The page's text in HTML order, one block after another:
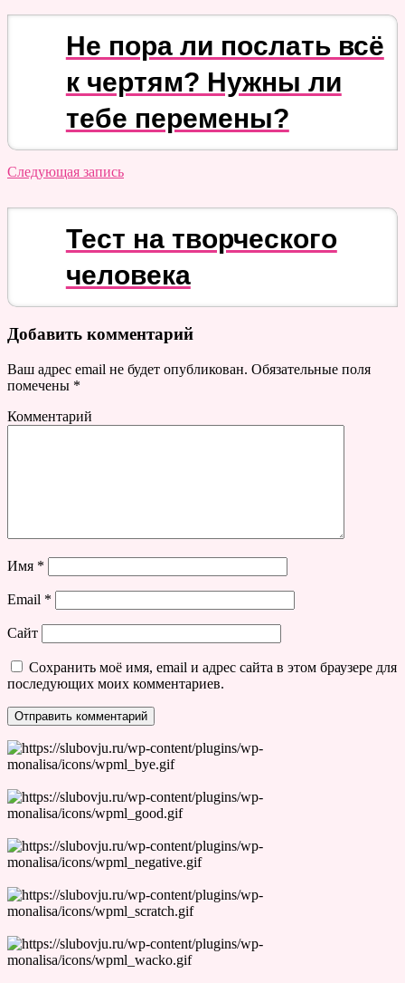
Не пора ли послать всё
к чертям? Нужны ли
тебе перемены?
Следующая запись
Тест на творческого
человека
Добавить комментарий
Ваш адрес email не будет опубликован. Обязательные поля
помечены *
Комментарий
Имя *
Email *
Сайт
Сохранить моё имя, email и адрес сайта в этом браузере для
последующих моих комментариев.